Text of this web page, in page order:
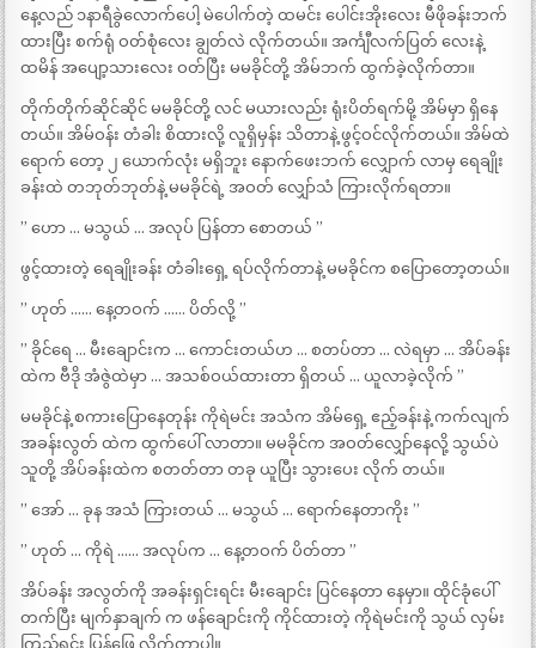
နေ့လည် ၁နာရီခွဲလောက်ပေါ့ မဲပေါက်တဲ့ ထမင်း ပေါင်းအိုးလေး မီဖိုခန်းဘက်
ထားပြီး စက်ရုံ ဝတ်စုံလေး ချွတ်လဲ လိုက်တယ်။ အင်္ကျီလက်ပြတ် လေးနဲ့
ထမိန် အပျော့သားလေး ဝတ်ပြီး မမခိုင်တို့ အိမ်ဘက် ထွက်ခဲ့လိုက်တာ။
တိုက်တိုက်ဆိုင်ဆိုင် မမခိုင်တို့ လင် မယားလည်း ရုံးပိတ်ရက်မို့ အိမ်မှာ ရှိနေ
တယ်။ အိမ်ဝန်း တံခါး စိထားလို့ လူရှိမှန်း သိတာနဲ့ ဖွင့်ဝင်လိုက်တယ်။ အိမ်ထဲ
ရောက် တော့ ၂ ယောက်လုံး မရှိဘူး နောက်ဖေးဘက် လျှောက် လာမှ ရေချိုး
ခန်းထဲ တဘုတ်ဘုတ်နဲ့ မမခိုင်ရဲ့ အဝတ် လျှော်သံ ကြားလိုက်ရတာ။
” ဟော … မသွယ် … အလုပ် ပြန်တာ စောတယ် ”
ဖွင့်ထားတဲ့ ရေချိုးခန်း တံခါးရှေ့ ရပ်လိုက်တာနဲ့ မမခိုင်က စပြောတော့တယ်။
” ဟုတ် …… နေ့တဝက် …… ပိတ်လို့ ”
” ခိုင်ရေ … မီးချောင်းက … ကောင်းတယ်ဟ … စတပ်တာ … လဲရမှာ … အိပ်ခန်း
ထဲက ဗီဒို အံဇွဲထဲမှာ … အသစ်ဝယ်ထားတာ ရှိတယ် … ယူလာခဲ့လိုက် ”
မမခိုင်နဲ့ စကားပြောနေတုန်း ကိုရဲမင်း အသံက အိမ်ရှေ့ ဧည့်ခန်းနဲ့ ကက်လျက်
အခန်းလွတ် ထဲက ထွက်ပေါ် လာတာ။ မမခိုင်က အဝတ်လျှော်နေလို့ သွယ်ပဲ
သူတို့ အိပ်ခန်းထဲက စတတ်တာ တခု ယူပြီး သွားပေး လိုက် တယ်။
” အော် … ခုန အသံ ကြားတယ် … မသွယ် … ရောက်နေတာကိုး ”
” ဟုတ် … ကိုရဲ …… အလုပ်က … နေ့တဝက် ပိတ်တာ ”
အိပ်ခန်း အလွတ်ကို အခန်းရှင်းရင်း မီးချောင်း ပြင်နေတာ နေမှာ။ ထိုင်ခုံပေါ်
တက်ပြီး မျက်နှာချက် က ဖန်ချောင်းကို ကိုင်ထားတဲ့ ကိုရဲမင်းကို သွယ် လှမ်း
ကြည့်ရင်း ပြန်ဖြေ လိုက်တာပါ။